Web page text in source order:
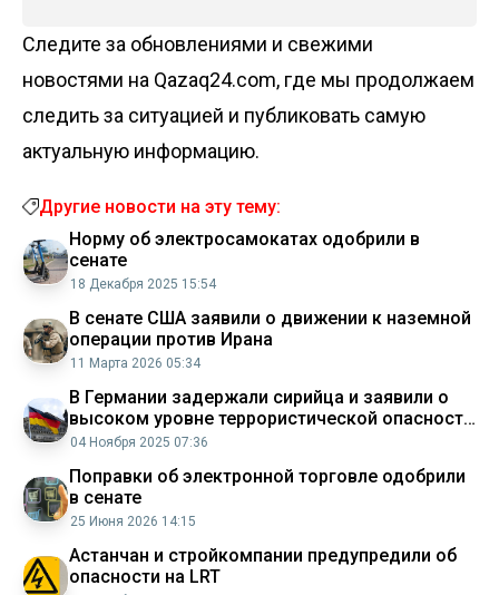
Следите за обновлениями и свежими
новостями на Qazaq24.com, где мы продолжаем
следить за ситуацией и публиковать самую
актуальную информацию.
Другие новости на эту тему:
Норму об электросамокатах одобрили в
сенате
18 Декабря 2025 15:54
В сенате США заявили о движении к наземной
операции против Ирана
11 Марта 2026 05:34
В Германии задержали сирийца и заявили о
высоком уровне террористической опасности
в стране
04 Ноября 2025 07:36
Поправки об электронной торговле одобрили
в сенате
25 Июня 2026 14:15
Астанчан и стройкомпании предупредили об
опасности на LRT